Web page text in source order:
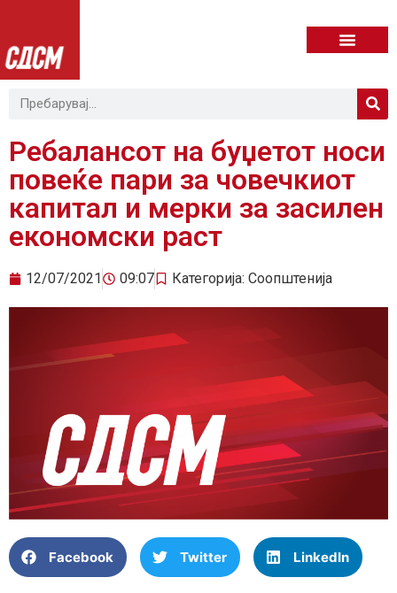
Ребалансот на буџетот носи
повеќе пари за човечкиот
капитал и мерки за засилен
економски раст
12/07/2021 09:07 Категорија: Соопштенија
Facebook Twitter LinkedIn